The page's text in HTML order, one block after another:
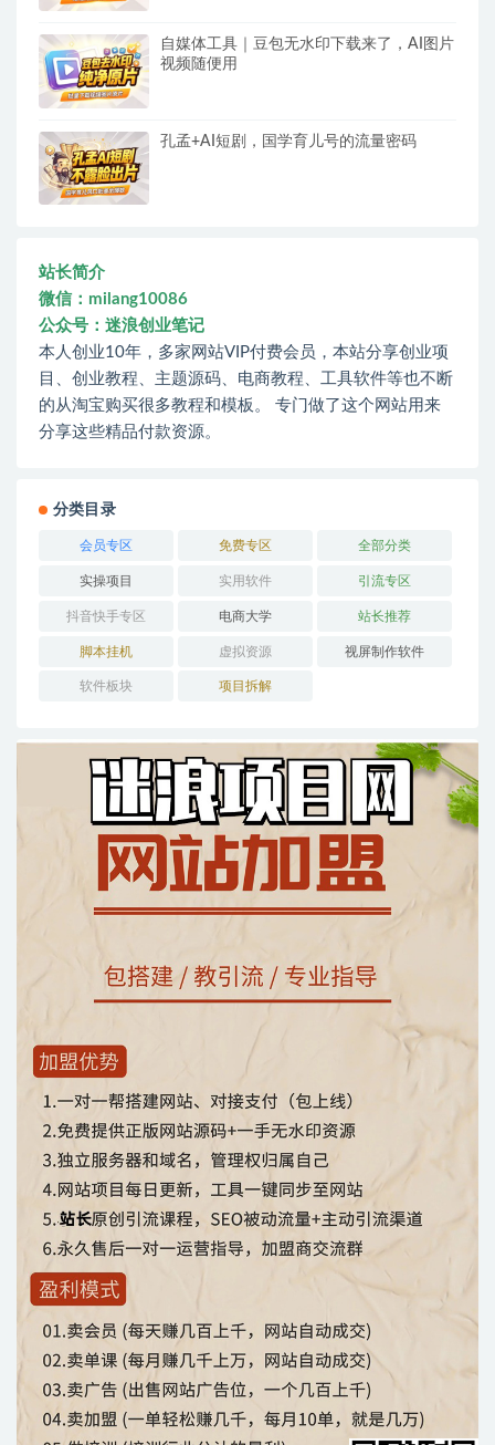
自媒体工具｜豆包无水印下载来了，AI图片
视频随便用
孔孟+AI短剧，国学育儿号的流量密码
站长简介
微信：milang10086
公众号：迷浪创业笔记
本人创业10年，多家网站VIP付费会员，本站分享创业项
目、创业教程、主题源码、电商教程、工具软件等也不断
的从淘宝购买很多教程和模板。 专门做了这个网站用来
分享这些精品付款资源。
分类目录
会员专区 免费专区 全部分类
实操项目 实用软件 引流专区
抖音快手专区 电商大学 站长推荐
脚本挂机 虚拟资源 视屏制作软件
软件板块 项目拆解